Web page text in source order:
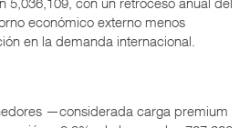
económico externo menos
en la demanda internacional.
—considerada carga premium